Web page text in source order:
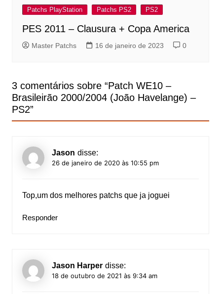
Patchs PlayStation Patchs PS2 PS2
PES 2011 – Clausura + Copa America
Master Patchs 16 de janeiro de 2023 0
3 comentários sobre “Patch WE10 –
Brasileirão 2000/2004 (João Havelange) –
PS2”
Jason disse:
26 de janeiro de 2020 às 10:55 pm
Top,um dos melhores patchs que ja joguei
Responder
Jason Harper disse:
18 de outubro de 2021 às 9:34 am